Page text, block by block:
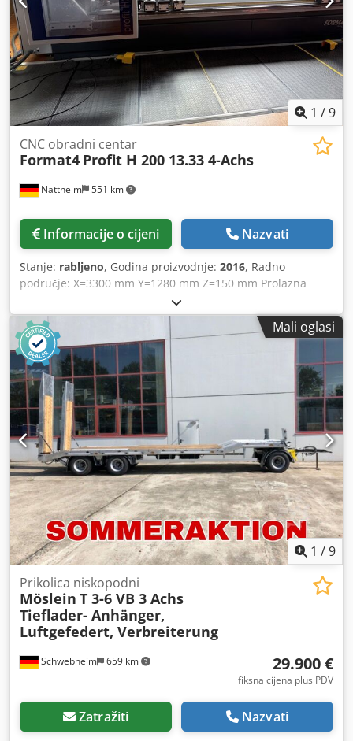
1 /9
Nattheim 551 km
CNC obradni centar
Format4 Profit H 200 13.33 4-Achs
Informacije o cijeni Nazvati
Stanje: rabljeno, Godina proizvodnje: 2016, Radno
područje: X=3300 mm Y=1280 mm Z=150 mm Prolazna
visina. Upravljački terminal: 24" LED zaslon u boji. Ručni
terminal za upravljanje brzinom osovine. Softver:
"Woodflash". Vakuumska pumpa 90 m³/h/50 Hz odnosno
108 m³/h/60 Hz. Glavno vreteno 12 kW HSK F63 (12.000
okr/min). 12-postavni linearni izmjenjivač alata (lijevo na
okviru stroja) + pickup pozicija. Bušaća glava DH 16 4H 2S:
Vertikalno 12 vretena, horizontalno 4 vretena, 2 utorne
pile. Lokacija skladišta: Nattheim. Dedpfxjxy Tlwo Amxswa
Mali oglasi
1 /9
Schwebheim 659 km
Prikolica niskopodni
Möslein T 3-6 VB 3 Achs
Tieflader- Anhänger,
Luftgefedert, Verbreiterung
29.900 €
fiksna cijena plus PDV
Zatražiti Nazvati